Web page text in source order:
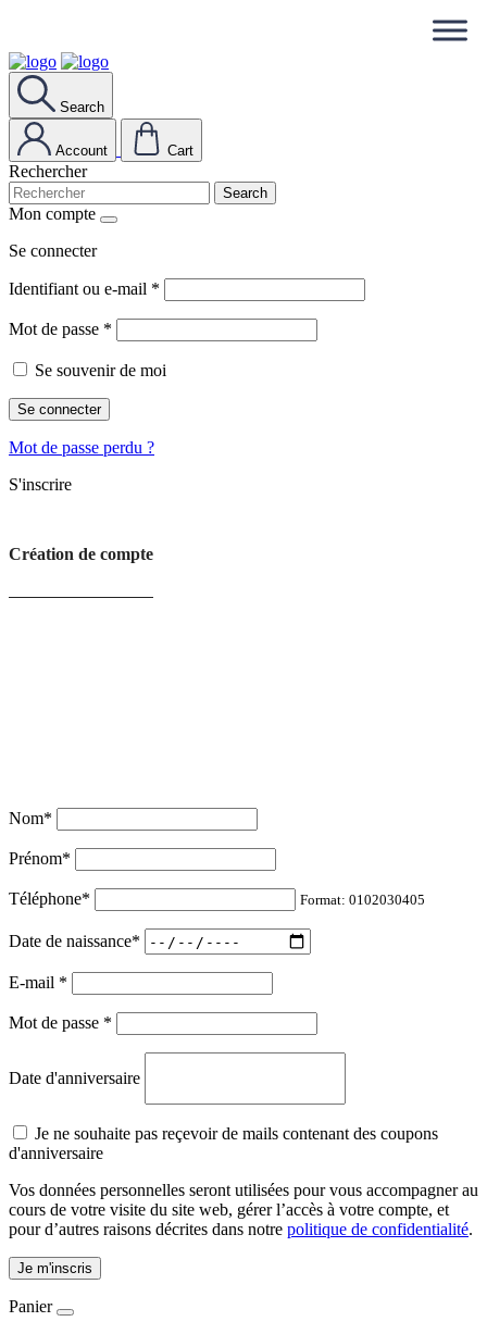
Search
Account Cart
Rechercher
Search
Mon compte
Se connecter
Identifiant ou e-mail *
Mot de passe *
Se souvenir de moi
Se connecter
Mot de passe perdu ?
S'inscrire
Création de compte
Nom*
Prénom*
Téléphone* Format: 0102030405
Date de naissance*
E-mail *
Mot de passe *
Date d'anniversaire
Je ne souhaite pas reçevoir de mails contenant des coupons
d'anniversaire
Vos données personnelles seront utilisées pour vous accompagner au
cours de votre visite du site web, gérer l’accès à votre compte, et
pour d’autres raisons décrites dans notre politique de confidentialité.
Je m'inscris
Panier